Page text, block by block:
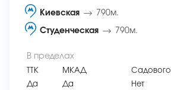
Киевская 790м.
Студенческая 790м.
В пределах
ТТК МКАД
Садового
Да
Да Нет